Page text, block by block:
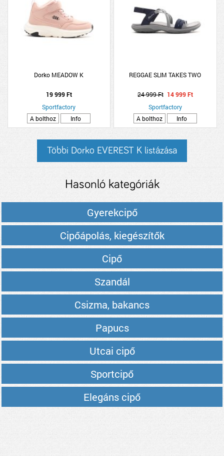
Dorko MEADOW K
19 999 Ft
Sportfactory
A bolthoz
Info
REGGAE SLIM TAKES TWO
24 999 Ft 14 999 Ft
Sportfactory
A bolthoz
Info
Többi Dorko EVEREST K listázása
Hasonló kategóriák
Gyerekcipő
Cipőápolás, kiegészítők
Cipő
Szandál
Csizma, bakancs
Papucs
Utcai cipő
Sportcipő
Elegáns cipő